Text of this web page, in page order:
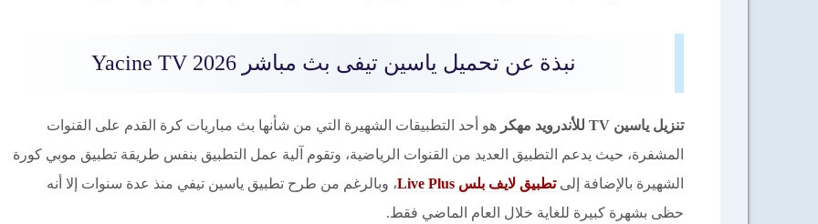
نبذة عن تحميل ياسين تيفى بث مباشر Yacine TV 2026
تنزيل ياسين TV للأندرويد مهكر
هو أحد التطبيقات الشهيرة التي من شأنها بث مباريات كرة القدم على القنوات
المشفرة، حيث يدعم التطبيق العديد من القنوات الرياضية، وتقوم آلية عمل التطبيق بنفس طريقة تطبيق موبي كورة
الشهيرة بالإضافة إلىتطبيق لايف بلس Live Plus
، وبالرغم من طرح تطبيق ياسين تيفي منذ عدة سنوات إلا أنه
حظى بشهرة كبيرة للغاية خلال العام الماضي فقط.